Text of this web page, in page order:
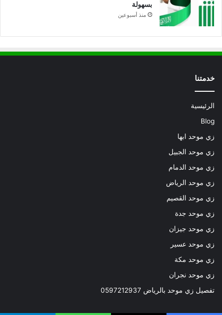
بسهولة
منذ أسبوعين
خدمتنا
الرئيسية
Blog
زي موحد ابها
زي موحد الجبيل
زي موحد الدمام
زي موحد الرياض
زي موحد القصيم
زي موحد جدة
زي موحد جيزان
زي موحد عسير
زي موحد مكة
زي موحد نجران
تفصيل زي موحد بالرياض 0597212937